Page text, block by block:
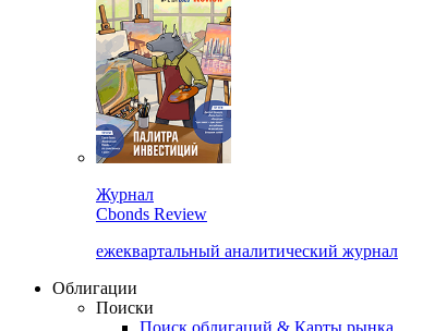
Cbonds для СМИ
Глоссарий
Журнал
Cbonds Review
ежеквартальный аналитический журнал